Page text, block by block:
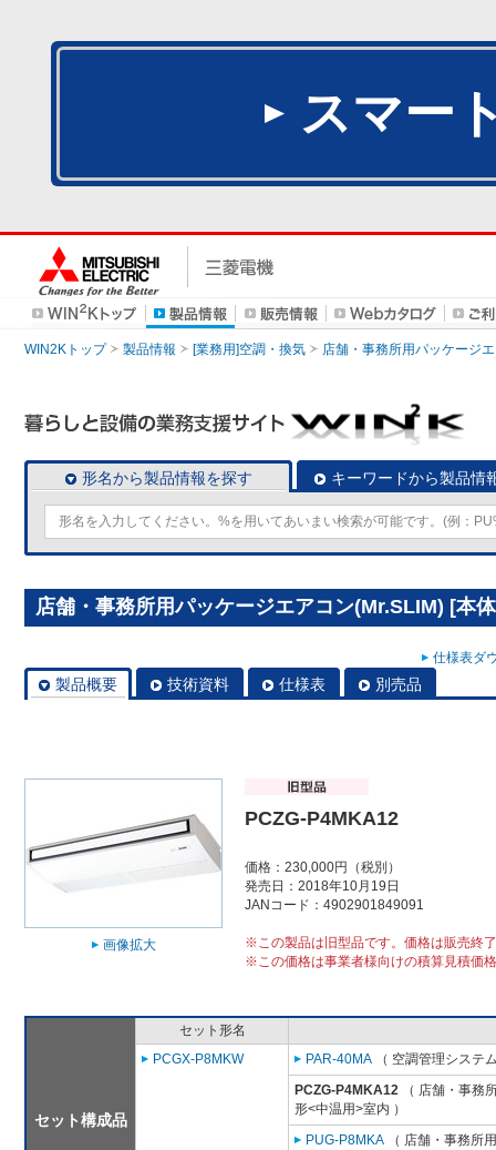
スマー
WIN2Kトップ 製品情報 [業務用]空調・換気 店舗・事務所用パッケージ
形名から製品情報を探す キーワードから製品情
店舗・事務所用パッケージエアコン(Mr.SLIM) [本
仕様表ダ
製品概要 技術資料 仕様表 別売品
画像拡大
PCZG-P4MKA12
価格：230,000円（税別）
発売日：2018年10月19日
JANコード：4902901849091
※この製品は旧型品です。価格は販売終
※この価格は事業者様向けの積算見積価
セット構成品
セット形名
PCGX-P8MKW
PAR-40MA （ 空調管理システ
PCZG-P4MKA12 （ 店舗・事務
形<中温用>室内 ）
PUG-P8MKA （ 店舗・事務所